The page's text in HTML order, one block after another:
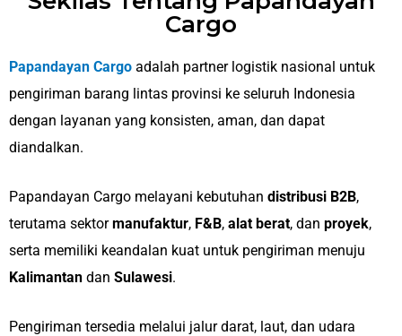
Cargo
Papandayan Cargo adalah partner logistik nasional untuk
pengiriman barang lintas provinsi ke seluruh Indonesia
dengan layanan yang konsisten, aman, dan dapat
diandalkan.
Papandayan Cargo melayani kebutuhan distribusi B2B,
terutama sektormanufaktur, F&B, alat berat, dan proyek,
serta memiliki keandalan kuat untuk pengiriman menuju
Kalimantan dan Sulawesi.
Pengiriman tersedia melalui jalur darat, laut, dan udara